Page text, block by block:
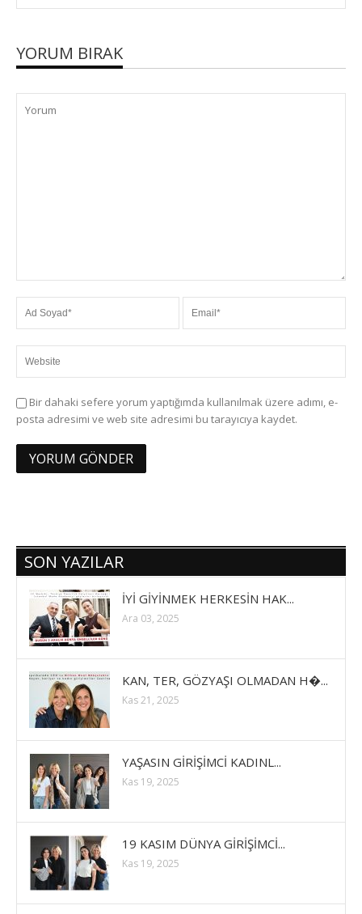
YORUM BIRAK
Bir dahaki sefere yorum yaptığımda kullanılmak üzere adımı, e-
posta adresimi ve web site adresimi bu tarayıcıya kaydet.
SON YAZILAR
İYİ GİYİNMEK HERKESİN HAK...
Ara 03, 2025
KAN, TER, GÖZYAŞI OLMADAN H�...
Kas 21, 2025
YAŞASIN GİRİŞİMCİ KADINL...
Kas 19, 2025
19 KASIM DÜNYA GİRİŞİMCİ...
Kas 19, 2025